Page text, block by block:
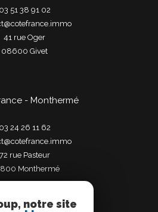
03 51 38 91 02
41 rue Oger
08600
givet
- Monthermé
03 24 26 11 62
72 rue Pasteur
monthermé
notre site